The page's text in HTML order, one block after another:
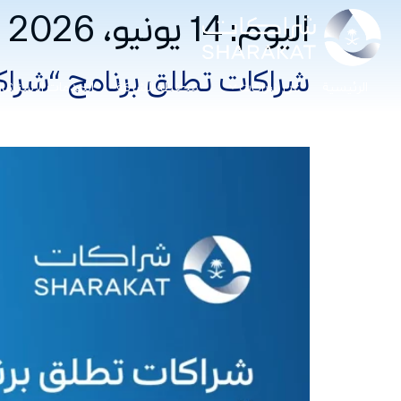
عن شراكات محفظة الشركة الخدمات
اليوم:14 يونيو، 2026
شراكات تطلق برنامج